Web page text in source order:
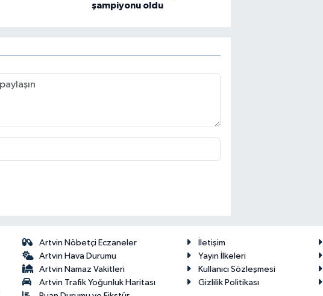
şampiyonu oldu
Artvin Nöbetçi Eczaneler
Artvin Hava Durumu
Artvin Namaz Vakitleri
Artvin Trafik Yoğunluk Haritası
İletişim
Yayın İlkeleri
Kullanıcı Sözleşmesi
Gizlilik Politikası